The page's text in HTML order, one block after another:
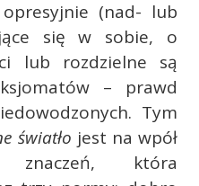
(nad- lub
się w sobie, o
lub rozdzielne są
– prawd
Tym
światło jest na wpół
znaczeń, która